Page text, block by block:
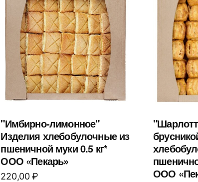
"Имбирно-лимонное"
Изделия хлебобулочные из
пшеничной муки 0.5 кг*
ООО «Пекарь»
220,00₽
ООО